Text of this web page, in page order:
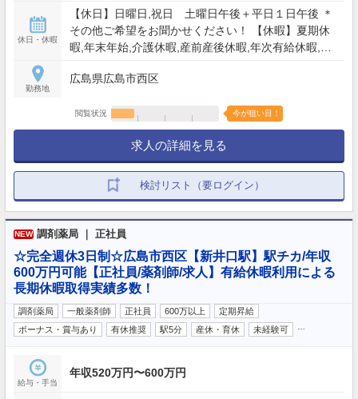
休日・休暇
【休日】日曜日,祝日 土曜日午後＋平日１日午後 ＊
その他ご希望をお聞かせください！ 【休暇】夏期休
暇,年末年始,介護休暇,産前産後休暇,年次有給休暇,育
勤務地
広島県広島市西区
閲覧状況 今が狙い目！
求人の詳細を見る
検討リスト（要ログイン）
NEW 調剤薬局 ｜ 正社員
☆完全週休3日制☆広島市西区【新井口駅】駅チカ/年収
600万円可能【正社員/薬剤師/求人】有給休暇利用による
長期休暇取得実績多数！
調剤薬局 一般薬剤師 正社員 600万以上
定期昇給
ボーナス・賞与あり
有休推奨 駅5分 産休・育休 未経験可
給与・手当
年収520万円〜600万円